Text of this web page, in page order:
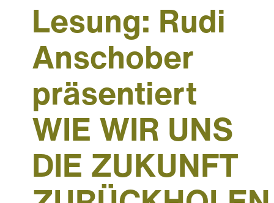
Lesung: Rudi
Anschober
präsentiert
WIE WIR UNS
DIE ZUKUNFT